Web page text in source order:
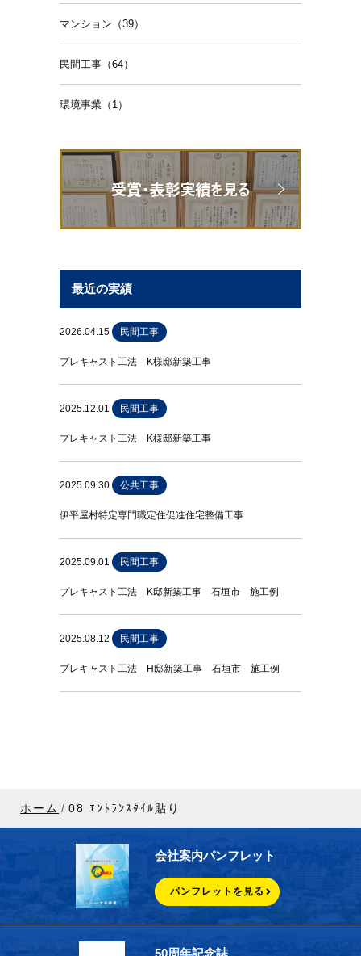
マンション（39）
民間工事（64）
環境事業（1）
最近の実績
2026.04.15 民間工事
プレキャスト工法 K様邸新築工事
2025.12.01 民間工事
プレキャスト工法 K様邸新築工事
2025.09.30 公共工事
伊平屋村特定専門職定住促進住宅整備工事
2025.09.01 民間工事
プレキャスト工法 K邸新築工事 石垣市 施工例
2025.08.12 民間工事
プレキャスト工法 H邸新築工事 石垣市 施工例
ホーム 08 ｴﾝﾄﾗﾝｽﾀｲﾙ貼り
会社案内パンフレット
パンフレットを見る